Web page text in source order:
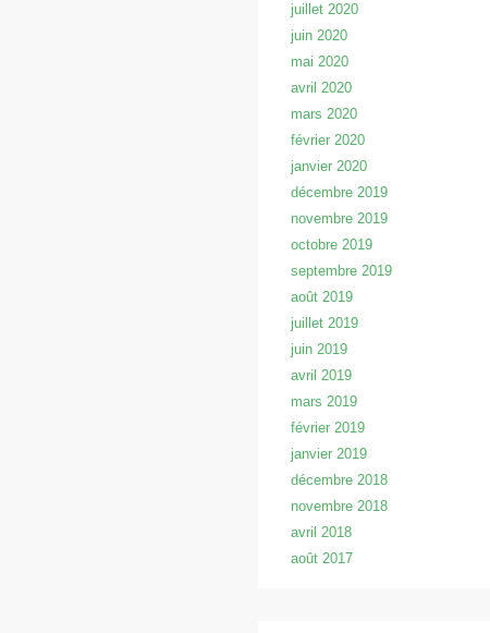
juillet 2020
juin 2020
mai 2020
avril 2020
mars 2020
février 2020
janvier 2020
décembre 2019
novembre 2019
octobre 2019
septembre 2019
août 2019
juillet 2019
juin 2019
avril 2019
mars 2019
février 2019
janvier 2019
décembre 2018
novembre 2018
avril 2018
août 2017